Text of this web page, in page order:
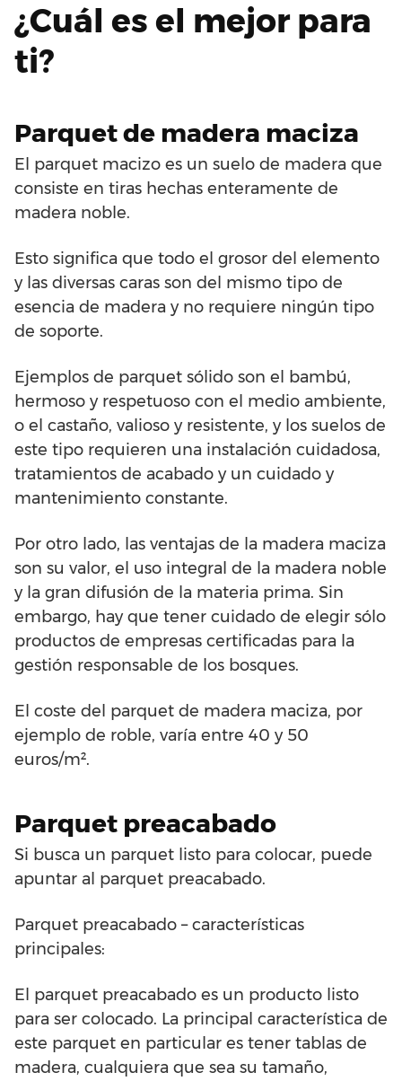
¿Cuál es el mejor para
ti?
Parquet de madera maciza
El parquet macizo es un suelo de madera que
consiste en tiras hechas enteramente de
madera noble.
Esto significa que todo el grosor del elemento
y las diversas caras son del mismo tipo de
esencia de madera y no requiere ningún tipo
de soporte.
Ejemplos de parquet sólido son el bambú,
hermoso y respetuoso con el medio ambiente,
o el castaño, valioso y resistente, y los suelos de
este tipo requieren una instalación cuidadosa,
tratamientos de acabado y un cuidado y
mantenimiento constante.
Por otro lado, las ventajas de la madera maciza
son su valor, el uso integral de la madera noble
y la gran difusión de la materia prima. Sin
embargo, hay que tener cuidado de elegir sólo
productos de empresas certificadas para la
gestión responsable de los bosques.
El coste del parquet de madera maciza, por
ejemplo de roble, varía entre 40 y 50
euros/m².
Parquet preacabado
Si busca un parquet listo para colocar, puede
apuntar al parquet preacabado.
Parquet preacabado – características
principales:
El parquet preacabado es un producto listo
para ser colocado. La principal característica de
este parquet en particular es tener tablas de
madera, cualquiera que sea su tamaño,